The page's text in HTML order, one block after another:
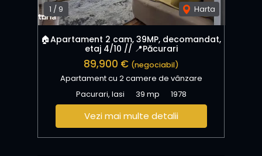
1 / 9 Harta
🏠Apartament 2 cam, 39MP, decomandat,
etaj 4/10 // 📍Păcurari
89,900 € (negociabil)
Apartament cu 2 camere de vânzare
Pacurari, Iasi
39 mp 1978
Vezi mai multe detalii